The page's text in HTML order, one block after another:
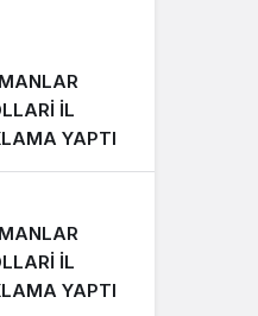
İL
YAPTI
İL
YAPTI